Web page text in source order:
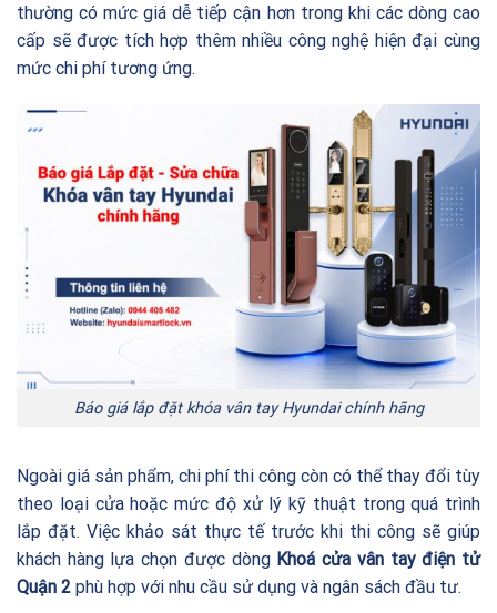
thường có mức giá dễ tiếp cận hơn trong khi các dòng cao
cấp sẽ được tích hợp thêm nhiều công nghệ hiện đại cùng
mức chi phí tương ứng.
Báo giá lắp đặt khóa vân tay Hyundai chính hãng
Ngoài giá sản phẩm, chi phí thi công còn có thể thay đổi tùy
theo loại cửa hoặc mức độ xử lý kỹ thuật trong quá trình
lắp đặt. Việc khảo sát thực tế trước khi thi công sẽ giúp
khách hàng lựa chọn được dòng Khoá cửa vân tay điện tử
Quận 2 phù hợp với nhu cầu sử dụng và ngân sách đầu tư.